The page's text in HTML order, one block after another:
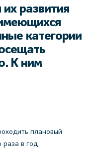
развития
категории
К ним
плановый
раза в год